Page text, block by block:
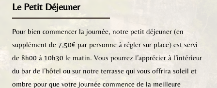
Le Petit Déjeuner
Pour bien commencer la journée, notre petit déjeuner (en
supplément de 7,50€ par personne à régler sur place) est servi
de 8h00 à 10h30 le matin. Vous pourrez l’apprécier à l’intérieur
du bar de l’hôtel ou sur notre terrasse qui vous offrira soleil et
ombre pour que votre journée commence de la meilleure